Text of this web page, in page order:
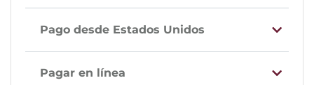
Pago desde Estados Unidos
Pagar en línea